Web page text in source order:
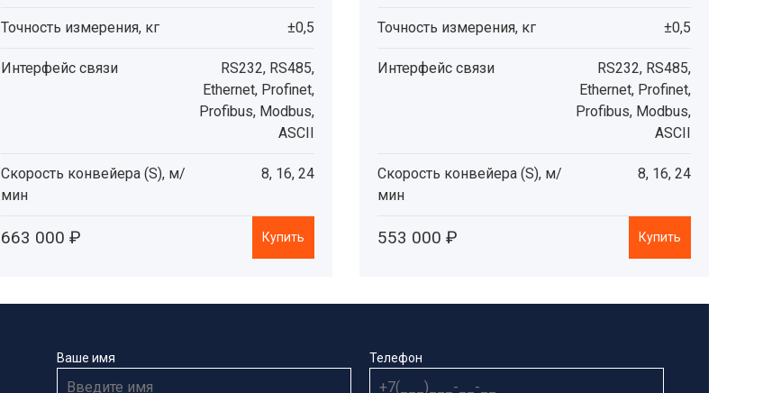
Ваше имя Телефон
Точность измерения, кг ±0,5
Интерфейс связи
RS232, RS485,
Ethernet, Profinet,
Profibus, Modbus,
ASCII
Скорость конвейера (S), м/
мин
8, 16, 24
663 000 ₽ Купить
Точность измерения, кг ±0,5
Интерфейс связи
RS232, RS485,
Ethernet, Profinet,
Profibus, Modbus,
ASCII
Скорость конвейера (S), м/
мин
8, 16, 24
553 000 ₽ Купить